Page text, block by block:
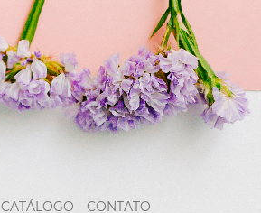
CATÁLOGO CONTATO